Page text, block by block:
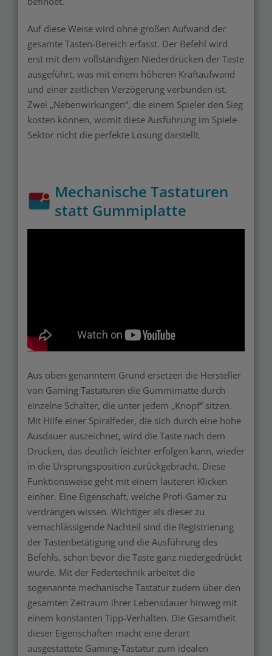
Auf diese Weise wird ohne großen Aufwand der
gesamte Tasten-Bereich erfasst. Der Befehl wird
erst mit dem vollständigen Niederdrücken der Taste
ausgeführt, was mit einem höheren Kraftaufwand
und einer zeitlichen Verzögerung verbunden ist.
Zwei „Nebenwirkungen“, die einem Spieler den Sieg
kosten können, womit diese Ausführung im Spiele-
Sektor nicht die perfekte Lösung darstellt.
Mechanische Tastaturen
statt Gummiplatte
Aus oben genanntem Grund ersetzen die Hersteller
von Gaming Tastaturen die Gummimatte durch
einzelne Schalter, die unter jedem „Knopf“ sitzen.
Mit Hilfe einer Spiralfeder, die sich durch eine hohe
Ausdauer auszeichnet, wird die Taste nach dem
Drücken, das deutlich leichter erfolgen kann, wieder
in die Ursprungsposition zurückgebracht. Diese
Funktionsweise geht mit einem lauteren Klicken
einher. Eine Eigenschaft, welche Profi-Gamer zu
verdrängen wissen. Wichtiger als dieser zu
vernachlässigende Nachteil sind die Registrierung
der Tastenbetätigung und die Ausführung des
Befehls, schon bevor die Taste ganz niedergedrückt
wurde. Mit der Federtechnik arbeitet die
sogenannte mechanische Tastatur zudem über den
gesamten Zeitraum ihrer Lebensdauer hinweg mit
einem konstanten Tipp-Verhalten. Die Gesamtheit
dieser Eigenschaften macht eine derart
ausgestattete Gaming-Tastatur zum idealen